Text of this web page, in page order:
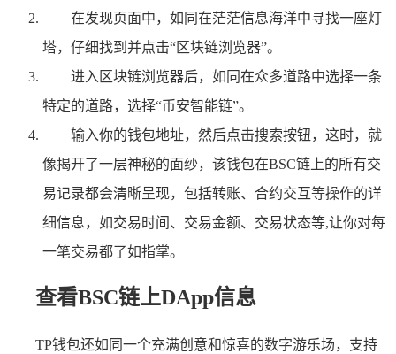
在发现页面中，如同在茫茫信息海洋中寻找一座灯
塔，仔细找到并点击“区块链浏览器”。
进入区块链浏览器后，如同在众多道路中选择一条
特定的道路，选择“币安智能链”。
输入你的钱包地址，然后点击搜索按钮，这时，就
像揭开了一层神秘的面纱，该钱包在BSC链上的所有交
易记录都会清晰呈现，包括转账、合约交互等操作的详
细信息，如交易时间、交易金额、交易状态等,让你对每
一笔交易都了如指掌。
查看BSC链上DApp信息
TP钱包还如同一个充满创意和惊喜的数字游乐场，支持